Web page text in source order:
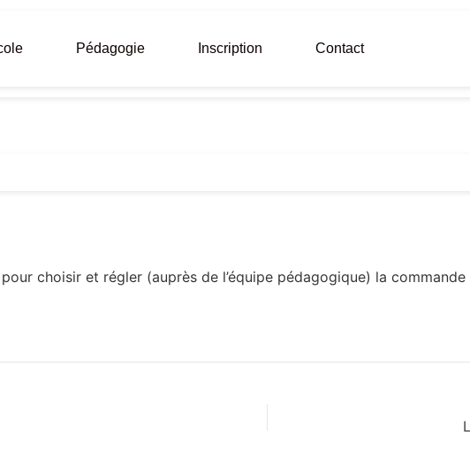
Pédagogie Inscription Contact
choisir et régler (auprès de l’équipe pédagogique) la